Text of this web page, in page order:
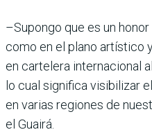
–Supongo que es un
como en el plano artístico
en cartelera internacional
lo cual significa visibilizar
en varias regiones de
el Guairá.